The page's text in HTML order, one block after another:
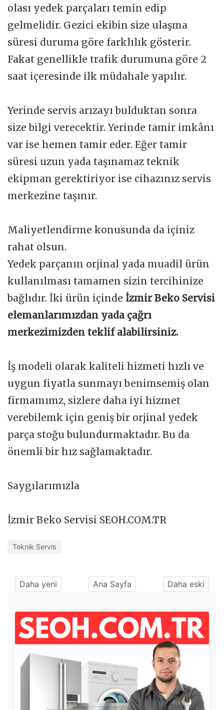
olası yedek parçaları temin edip
gelmelidir. Gezici ekibin size ulaşma
süresi duruma göre farklılık gösterir.
Fakat genellikle trafik durumuna göre 2
saat içeresinde ilk müdahale yapılır.
Yerinde servis arızayı bulduktan sonra
size bilgi verecektir. Yerinde tamir imkânı
var ise hemen tamir eder. Eğer tamir
süresi uzun yada taşınamaz teknik
ekipman gerektiriyor ise cihazınız servis
merkezine taşınır.
Maliyetlendirme konusunda da içiniz
rahat olsun.
Yedek parçanın orjinal yada muadil ürün
kullanılması tamamen sizin tercihinize
bağlıdır. İki ürün içinde İzmir Beko Servisi
elemanlarımızdan yada çağrı
merkezimizden teklif alabilirsiniz.
İş modeli olarak kaliteli hizmeti hızlı ve
uygun fiyatla sunmayı benimsemiş olan
firmamımz, sizlere daha iyi hizmet
verebilemk için geniş bir orjinal yedek
parça stoğu bulundurmaktadır. Bu da
önemli bir hız sağlamaktadır.
Saygılarımızla
İzmir Beko Servisi SEOH.COM.TR
Teknik Servis
Daha yeni Ana Sayfa Daha eski